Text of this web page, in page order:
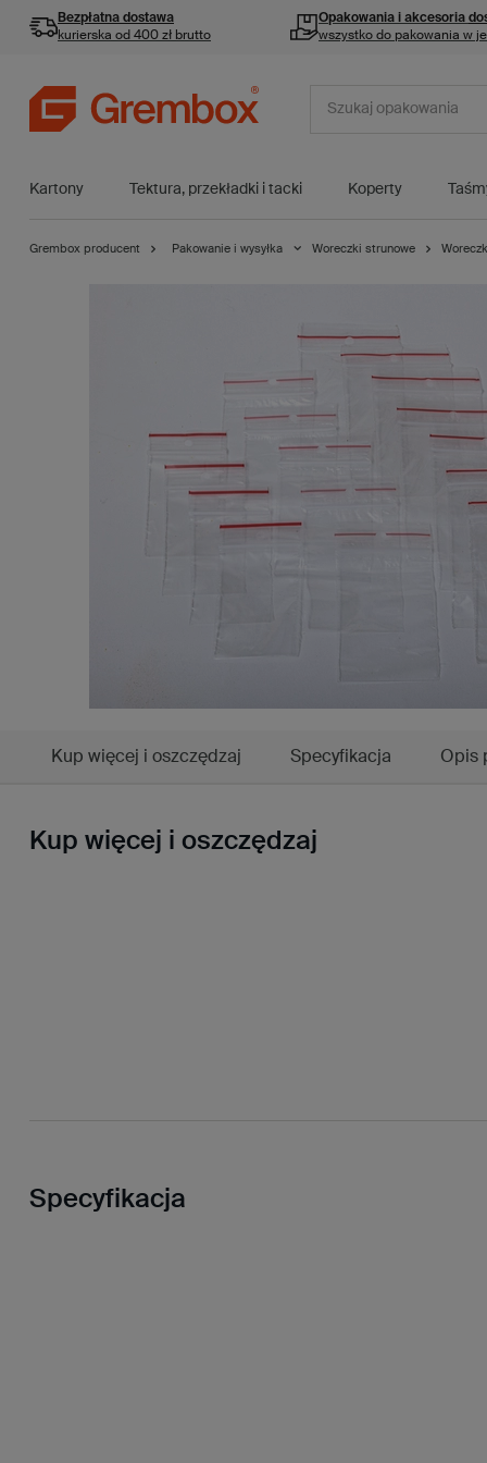
Bezpłatna dostawa
kurierska od 400 zł brutto
Opakowania i akcesoria
wszystko do pakowania w
Kartony Tektura, przekładki i tacki Koperty
Grembox producent Pakowanie i wysyłka Woreczki strunowe
Kup więcej i oszczędzaj Specyfikacja Opis
Kup więcej i oszczędzaj
Specyfikacja